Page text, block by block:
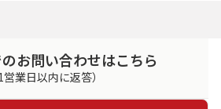
お問い合わせはこちら
1営業日以内に返答）